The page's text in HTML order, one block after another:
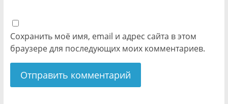
Сохранить моё имя, email и адрес сайта в этом
браузере для последующих моих комментариев.